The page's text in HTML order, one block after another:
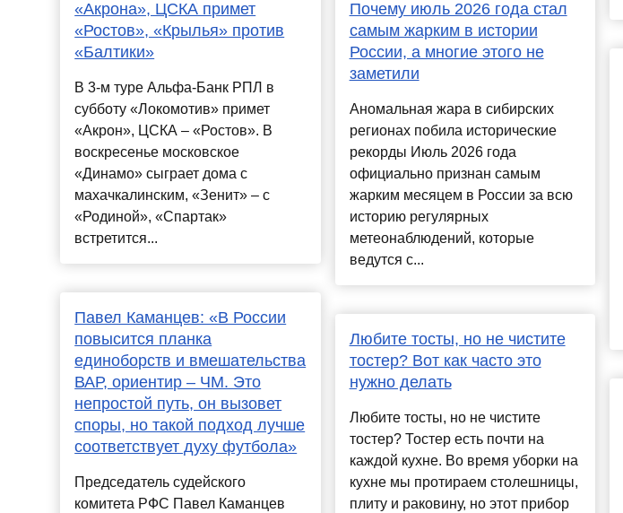
«Акрона», ЦСКА примет
«Ростов», «Крылья» против
«Балтики»
В 3-м туре Альфа-Банк РПЛ в
субботу «Локомотив» примет
«Акрон», ЦСКА – «Ростов». В
воскресенье московское
«Динамо» сыграет дома с
махачкалинским, «Зенит» – с
«Родиной», «Спартак»
встретится...
Павел Каманцев: «В России
повысится планка
единоборств и вмешательства
ВАР, ориентир – ЧМ. Это
непростой путь, он вызовет
споры, но такой подход лучше
соответствует духу футбола»
Председатель судейского
комитета РФС Павел Каманцев
Почему июль 2026 года стал
самым жарким в истории
России, а многие этого не
заметили
Аномальная жара в сибирских
регионах побила исторические
рекорды Июль 2026 года
официально признан самым
жарким месяцем в России за всю
историю регулярных
метеонаблюдений, которые
ведутся с...
Любите тосты, но не чистите
тостер? Вот как часто это
нужно делать
Любите тосты, но не чистите
тостер? Тостер есть почти на
каждой кухне. Во время уборки на
кухне мы протираем столешницы,
плиту и раковину, но этот прибор